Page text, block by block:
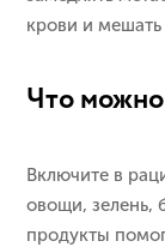
крови и
Что
Включите в
овощи, зелень,
продукты